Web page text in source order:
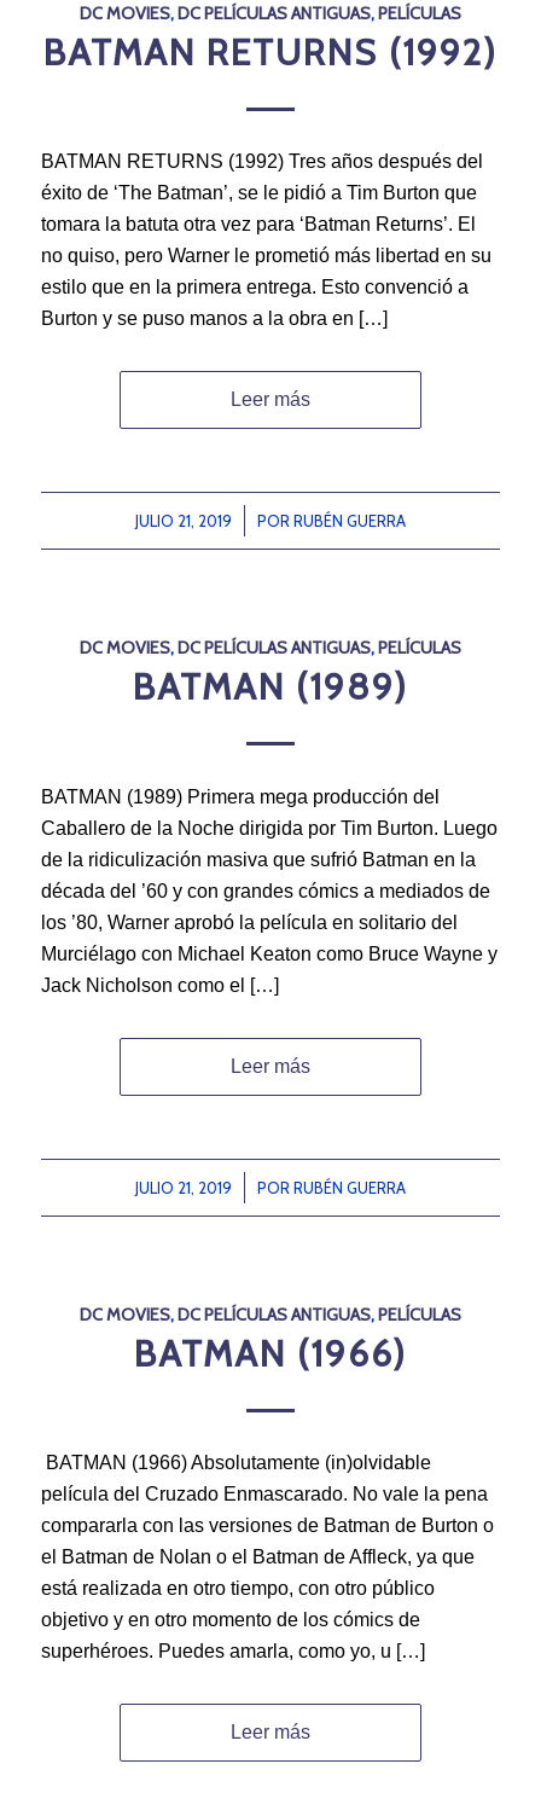
DC MOVIES,DC PELÍCULAS ANTIGUAS,PELÍCULAS
BATMAN RETURNS (1992)
BATMAN RETURNS (1992) Tres años después del
éxito de ‘The Batman’, se le pidió a Tim Burton que
tomara la batuta otra vez para ‘Batman Returns’. El
no quiso, pero Warner le prometió más libertad en su
estilo que en la primera entrega. Esto convenció a
Burton y se puso manos a la obra en […]
Leer más
JULIO 21, 2019
/ POR RUBÉN GUERRA
DC MOVIES,DC PELÍCULAS ANTIGUAS,PELÍCULAS
BATMAN (1989)
BATMAN (1989) Primera mega producción del
Caballero de la Noche dirigida por Tim Burton. Luego
de la ridiculización masiva que sufrió Batman en la
década del ’60 y con grandes cómics a mediados de
los ’80, Warner aprobó la película en solitario del
Murciélago con Michael Keaton como Bruce Wayne y
Jack Nicholson como el […]
Leer más
JULIO 21, 2019
/ POR RUBÉN GUERRA
DC MOVIES,DC PELÍCULAS ANTIGUAS,PELÍCULAS
BATMAN (1966)
BATMAN (1966) Absolutamente (in)olvidable
película del Cruzado Enmascarado. No vale la pena
compararla con las versiones de Batman de Burton o
el Batman de Nolan o el Batman de Affleck, ya que
está realizada en otro tiempo, con otro público
objetivo y en otro momento de los cómics de
superhéroes. Puedes amarla, como yo, u […]
Leer más